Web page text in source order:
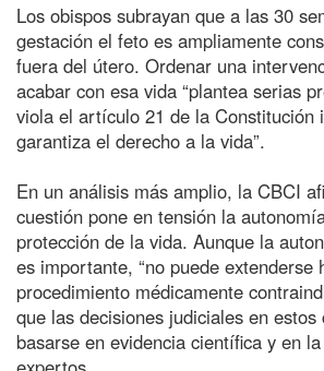
Los obispos subrayan que a las 30
gestación el feto es ampliamente
fuera del útero. Ordenar una
acabar con esa vida “plantea serias
viola el artículo 21 de la Constitución
garantiza el derecho a la vida”.
En un análisis más amplio, la CBCI
cuestión pone en tensión la
protección de la vida. Aunque la
es importante, “no puede extenderse
procedimiento médicamente
que las decisiones judiciales en estos
basarse en evidencia científica y en